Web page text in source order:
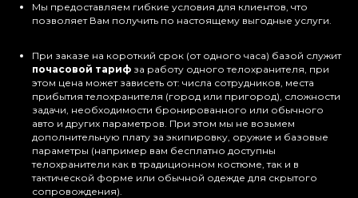
Мы предоставляем гибкие условия для клиентов, что
позволяет Вам получить по настоящему выгодные услуги.
При заказе на короткий срок (от одного часа) базой служит
почасовой тариф за работу одного телохранителя, при
этом цена может зависеть от: числа сотрудников, места
прибытия телохранителя (город или пригород), сложности
задачи, необходимости бронированного или обычного
авто и других параметров. При этом мы не возьмем
дополнительную плату за экипировку, оружие и базовые
параметры (например вам бесплатно доступны
телохранители как в традиционном костюме, так и в
тактической форме или обычной одежде для скрытого
сопровождения).